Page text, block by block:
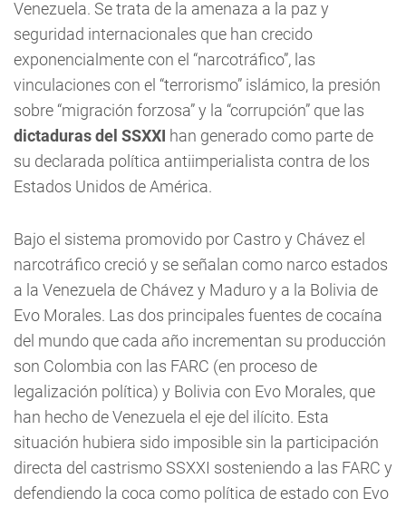
Venezuela. Se trata de la amenaza a la paz y
seguridad internacionales que han crecido
exponencialmente con el “narcotráfico”, las
vinculaciones con el “terrorismo” islámico, la presión
sobre “migración forzosa” y la “corrupción” que las
dictaduras del SSXXI han generado como parte de
su declarada política antiimperialista contra de los
Estados Unidos de América.
Bajo el sistema promovido por Castro y Chávez el
narcotráfico creció y se señalan como narco estados
a la Venezuela de Chávez y Maduro y a la Bolivia de
Evo Morales. Las dos principales fuentes de cocaína
del mundo que cada año incrementan su producción
son Colombia con las FARC (en proceso de
legalización política) y Bolivia con Evo Morales, que
han hecho de Venezuela el eje del ilícito. Esta
situación hubiera sido imposible sin la participación
directa del castrismo SSXXI sosteniendo a las FARC y
defendiendo la coca como política de estado con Evo